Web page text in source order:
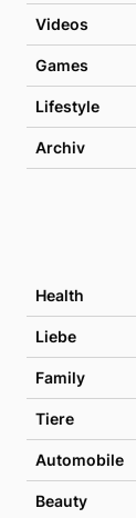
Videos
Games
Lifestyle
Archiv
Health
Liebe
Family
Tiere
Automobile
Beauty